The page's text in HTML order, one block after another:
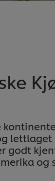
lettlaget
godt